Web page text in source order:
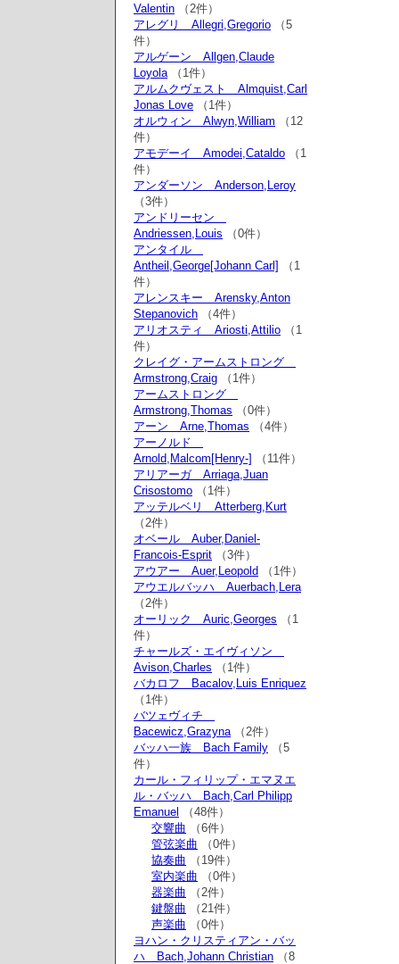
Valentin （2件）
アレグリ Allegri,Gregorio （5
件）
アルゲーン Allgen,Claude
Loyola（1件）
アルムクヴェスト Almquist,Carl
Jonas Love （1件）
オルウィン Alwyn,William （12
件）
アモデーイ Amodei,Cataldo （1
件）
アンダーソン Anderson,Leroy
（3件）
アンドリーセン
Andriessen,Louis （0件）
アンタイル
Antheil,George[Johann Carl]
（1
件）
アレンスキー Arensky,Anton
Stepanovich （4件）
アリオスティ Ariosti,Attilio （1
件）
クレイグ・アームストロング
Armstrong,Craig （1件）
アームストロング
Armstrong,Thomas （0件）
アーン Arne,Thomas （4件）
アーノルド
Arnold,Malcom[Henry-]
（11件）
アリアーガ Arriaga,Juan
Crisostomo （1件）
アッテルベリ Atterberg,Kurt
（2件）
オベール Auber,Daniel-
Francois-Esprit （3件）
アウアー Auer,Leopold （1件）
アウエルバッハ Auerbach,Lera
（2件）
オーリック Auric,Georges （1
件）
チャールズ・エイヴィソン
Avison,Charles （1件）
バカロフ Bacalov,Luis Enriquez
（1件）
バツェヴィチ
Bacewicz,Grazyna（2件）
バッハ一族 Bach Family （5
件）
カール・フィリップ・エマヌエ
ル・バッハ Bach,Carl Philipp
Emanuel
（48件）
交響曲 （6件）
管弦楽曲 （0件）
協奏曲 （19件）
室内楽曲 （0件）
器楽曲 （2件）
鍵盤曲 （21件）
声楽曲 （0件）
ヨハン・クリスティアン・バッ
ハ Bach,Johann Christian （8